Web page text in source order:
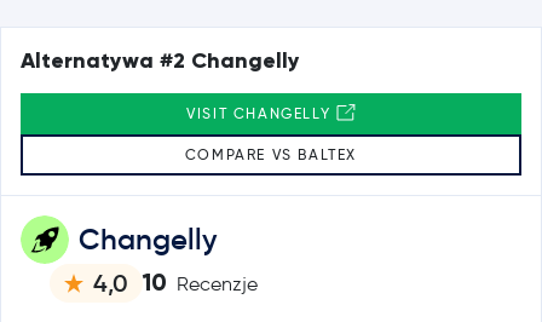
Changelly
4,0 10 Recenzje
Alternatywa #2 Changelly
VISIT CHANGELLY
COMPARE VS BALTEX